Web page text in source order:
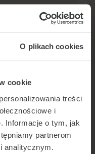
O plikach cookies
cookie
treści
i
Informacje o tym, jak
partnerom
analitycznym.
Nowa recepta lub
leków bez wizyty osobiście.